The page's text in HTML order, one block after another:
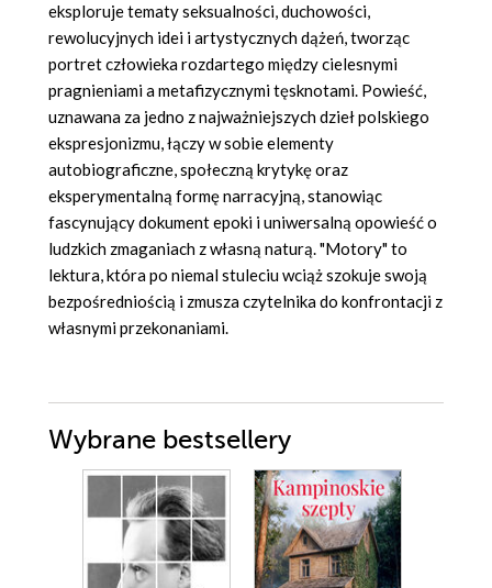
eksploruje tematy seksualności, duchowości,
rewolucyjnych idei i artystycznych dążeń, tworząc
portret człowieka rozdartego między cielesnymi
pragnieniami a metafizycznymi tęsknotami. Powieść,
uznawana za jedno z najważniejszych dzieł polskiego
ekspresjonizmu, łączy w sobie elementy
autobiograficzne, społeczną krytykę oraz
eksperymentalną formę narracyjną, stanowiąc
fascynujący dokument epoki i uniwersalną opowieść o
ludzkich zmaganiach z własną naturą. "Motory" to
lektura, która po niemal stuleciu wciąż szokuje swoją
bezpośredniością i zmusza czytelnika do konfrontacji z
własnymi przekonaniami.
Wybrane bestsellery